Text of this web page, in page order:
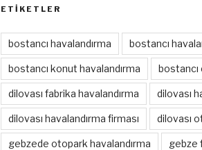
ETIKETLER
bostancı havalandırma bostancı
bostancı konut havalandırma bostancı
dilovası fabrika havalandırma dilovası
dilovası havalandırma firması dilovası
gebzede otopark havalandırma gebze